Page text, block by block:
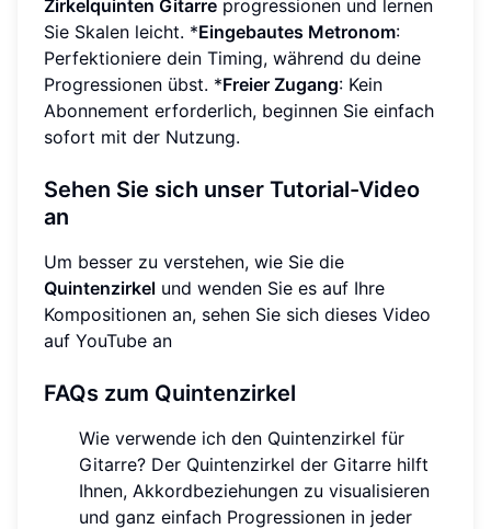
Zirkelquinten Gitarre progressionen und lernen
Sie Skalen leicht. *Eingebautes Metronom:
Perfektioniere dein Timing, während du deine
Progressionen übst. *Freier Zugang: Kein
Abonnement erforderlich, beginnen Sie einfach
sofort mit der Nutzung.
Sehen Sie sich unser Tutorial-Video
an
Um besser zu verstehen, wie Sie die
Quintenzirkel und wenden Sie es auf Ihre
Kompositionen an, sehen Sie sich dieses Video
auf YouTube an
FAQs zum Quintenzirkel
Wie verwende ich den Quintenzirkel für
Gitarre? Der Quintenzirkel der Gitarre hilft
Ihnen, Akkordbeziehungen zu visualisieren
und ganz einfach Progressionen in jeder